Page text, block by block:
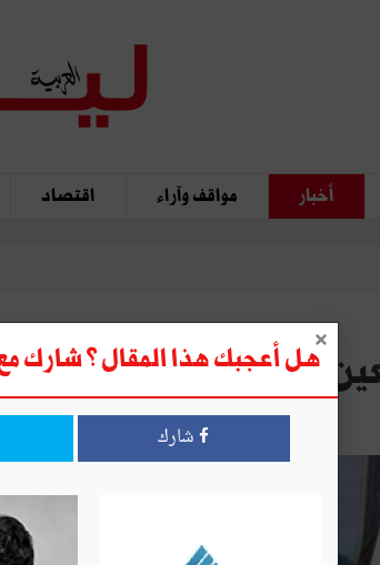
أخبار مواقف وآراء اقتصاد
هل أعجبك هذا المقال ؟ شارك
شارك